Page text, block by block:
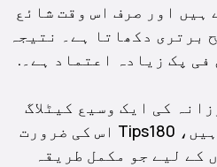
ہیں اور صرف اس وقت شائع
برتری دکھاتا ہے۔ نتیجہ
فی پک زیادہ اعتماد ہے۔.
کی ایک وسیع کیٹلاگ
کو اسکین کرنا چاہتے ہیں، Tips180 اس کی ضرورت
کے لیے جو مکمل طریقہ